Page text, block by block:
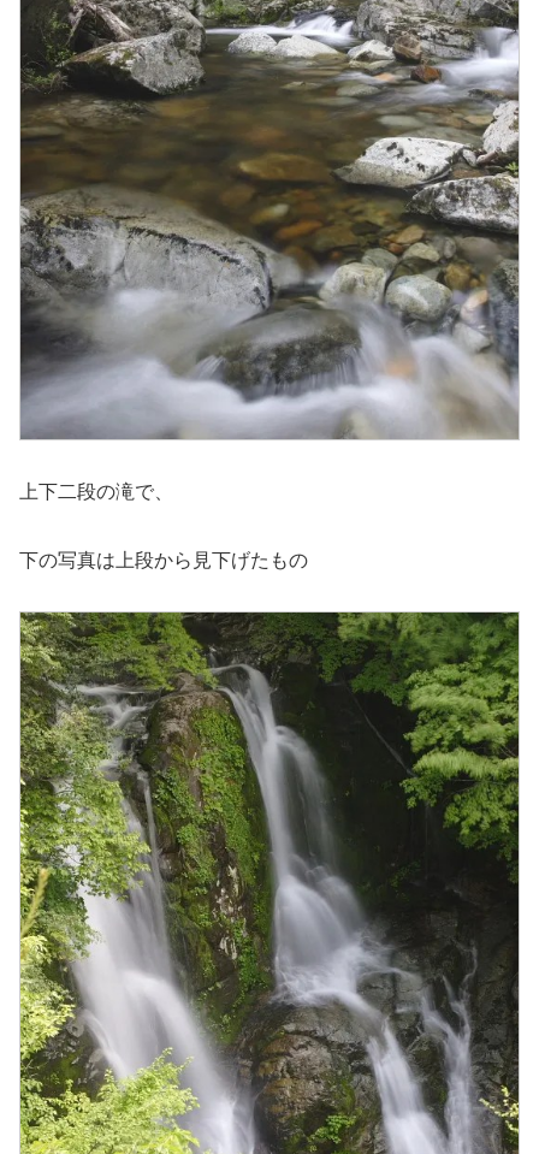
上下二段の滝で、
下の写真は上段から見下げたもの